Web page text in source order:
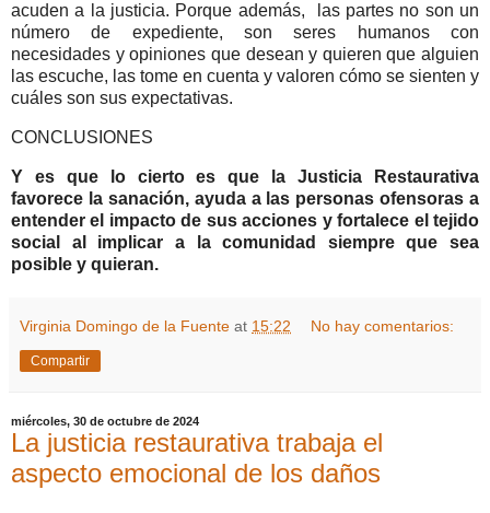
acuden a la justicia. Porque además, las partes no son un
número de expediente, son seres humanos con
necesidades y opiniones que desean y quieren que alguien
las escuche, las tome en cuenta y valoren cómo se sienten y
cuáles son sus expectativas.
CONCLUSIONES
Y es que lo cierto es que la Justicia Restaurativa
favorece la sanación, ayuda a las personas ofensoras a
entender el impacto de sus acciones y fortalece el tejido
social al implicar a la comunidad siempre que sea
posible y quieran.
Virginia Domingo de la Fuente at 15:22 No hay comentarios:
Compartir
miércoles, 30 de octubre de 2024
La justicia restaurativa trabaja el
aspecto emocional de los daños